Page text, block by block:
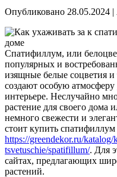
Опубликовано 28.05.2024 |
Спатифиллум, или
популярных и
изящные белые соцветия
создают особую
интерьере. Неслучайно
растение для своего дома
немного свежести и
стоит купить спатифиллум
https://greendekor.ru/
tsvetuschie/spatifillum/. Для
сайтах, предлагающих
растений.